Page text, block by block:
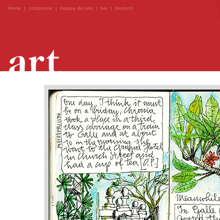
Home | colophone | mappa del sito | bio | deutsch